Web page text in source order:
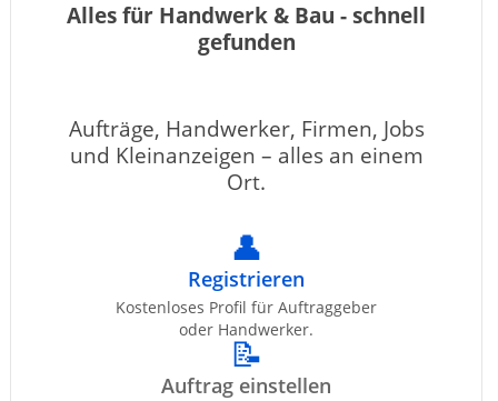
Alles für Handwerk & Bau - schnell
gefunden
Aufträge, Handwerker, Firmen, Jobs
und Kleinanzeigen – alles an einem
Ort.
👤
Registrieren
Kostenloses Profil für Auftraggeber
oder Handwerker.
📝
Auftrag einstellen